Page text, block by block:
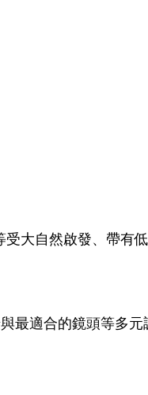
大自然啟發、帶有
適合的鏡頭等多元